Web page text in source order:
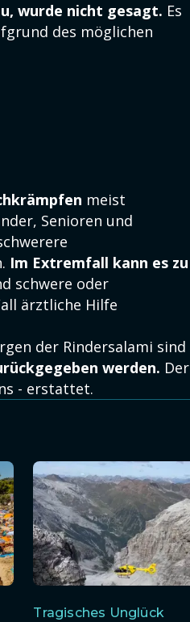
wurde nicht gesagt. Es
des möglichen
meist
Senioren und
Im Extremfall kann es zu
schwere oder
ärztliche Hilfe
der Rindersalami sind
werden. Der
- erstattet.
Tragisches Unglück